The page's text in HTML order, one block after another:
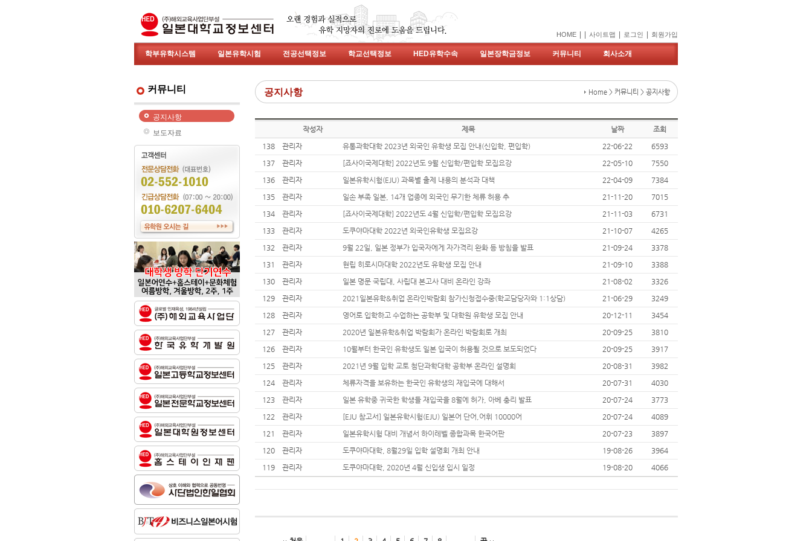
회원가입
로그인
사이트맵
HOME
학부유학시스템 일본유학시험 전공선택정보 학교선택정보 HED유학수속 일본장학금정보 커뮤니티 회사소개
커뮤니티
공지사항
보도자료
Home > 커뮤니티 > 공지사항
공지사항
작성자 제목 날짜
조회
138
관리자 유통과학대학 2023년 외국인 유학생 모집 안내(신입학, 편입학) 22-06-22
6593
137
관리자 [죠사이국제대학] 2022년도 9월 신입학/편입학 모집요강 22-05-10
7550
136
관리자 일본유학시험(EJU) 과목별 출제 내용의 분석과 대책 22-04-09
7384
135
관리자 일손 부족 일본, 14개 업종에 외국인 무기한 체류 허용 추 21-11-20
7015
134
관리자 [죠사이국제대학] 2022년도 4월 신입학/편입학 모집요강 21-11-03
6731
133
관리자 도쿠야마대학 2022년 외국인유학생 모집요강 21-10-07
4265
132
관리자 9월 22일, 일본 정부가 입국자에게 자가격리 완화 등 방침을 발표 21-09-24
3378
131
관리자 현립 히로시마대학 2022년도 유학생 모집 안내 21-09-10
3388
130
관리자 일본 명문 국립대, 사립대 본고사 대비 온라인 강좌 21-08-02
3326
129
관리자 2021일본유학&취업 온라인박람회 참가신청접수중(학교담당자와 1:1상담) 21-06-29
3249
128
관리자 영어로 입학하고 수업하는 공학부 및 대학원 유학생 모집 안내 20-12-11
3454
127
관리자 2020년 일본유학&취업 박람회가 온라인 박람회로 개최 20-09-25
3810
126
관리자 10월부터 한국인 유학생도 일본 입국이 허용될 것으로 보도되었다 20-09-25
3917
125
관리자 2021년 9월 입학 교토 첨단과학대학 공학부 온라인 설명회 20-08-31
3982
124
관리자 체류자격을 보유하는 한국인 유학생의 재입국에 대해서 20-07-31
4030
123
관리자 일본 유학중 귀국한 학생들 재입국을 8월에 허가, 아베 충리 발표 20-07-24
3773
122
관리자 [EJU 참고서] 일본유학시험(EJU) 일본어 단어,어휘 10000어 20-07-24
4089
121
관리자 일본유학시험 대비 개념서 하이레벨 종합과목 한국어판 20-07-23
3897
120
관리자 도쿠야마대학, 8월29일 입학 설명회 개최 안내 19-08-26
3964
119
관리자 도쿠야마대학, 2020년 4월 신입생 입시 일정 19-08-20 4066